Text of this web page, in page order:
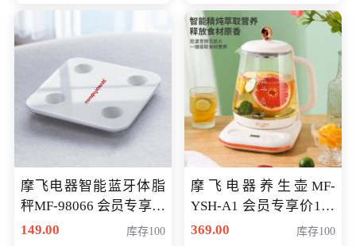
摩飞电器智能蓝牙体脂
秤MF-98066 会员专享价
98元
149.00 库存100
摩飞电器养生壶MF-
YSH-A1 会员专享价198
元
369.00 库存100